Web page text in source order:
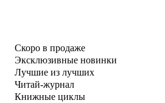
Скоро в продаже
Эксклюзивные новинки
Лучшие из лучших
Читай-журнал
Книжные циклы